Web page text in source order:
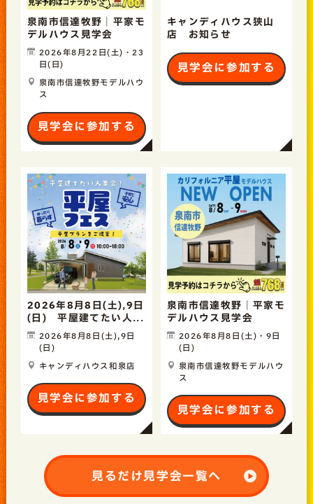
泉南市信達牧野｜平家モ
デルハウス見学会
2026年8月22日(土)・23
日(日)
泉南市信達牧野モデルハウ
ス
見学会に参加する
キャンディハウス狭山
店 お知らせ
見学会に参加する
2026年8月8日(土),9日
(日) 平屋建てたい人...
2026年8月8日(土),9日
(日)
キャンディハウス和泉店
見学会に参加する
泉南市信達牧野｜平家モ
デルハウス見学会
2026年8月8日(土)・9日
(日)
泉南市信達牧野モデルハウ
ス
見学会に参加する
見るだけ見学会一覧へ